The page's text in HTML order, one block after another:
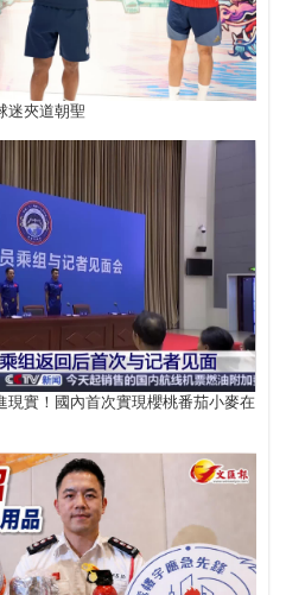
迷夾道朝聖
現實！國內首次實現櫻桃番茄小麥在